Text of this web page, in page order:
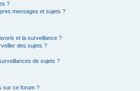
?
messages et sujets ?
et la surveillance ?
des sujets ?
de sujets ?
sur ce forum ?